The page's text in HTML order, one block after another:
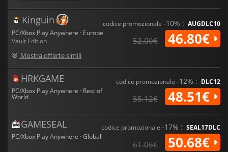
Kinguin
PC/Xbox Play Anywhere · Europe
Vault Edition
Mostra offerte simili
codice promozionale -10% : AUGDLC10
52.00€ 46.80€
HRKGAME
PC/Xbox Play Anywhere · Rest of
World
codice promozionale -12% : DLC12
55.12€ 48.51€
GAMESEAL
PC/Xbox Play Anywhere · Global
codice promozionale -17% : SEAL17DLC
61.06€ 50.68€